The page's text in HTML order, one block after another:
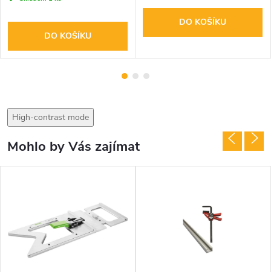
DO KOŠÍKU
DO KOŠÍKU
High-contrast mode
Mohlo by Vás zajímat